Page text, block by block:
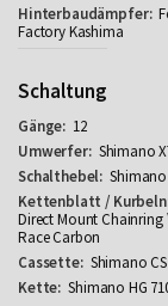
Factory Kashima
Schaltung
12
Shimano
Direct Mount Chainring
Race Carbon
Shimano
Shimano HG